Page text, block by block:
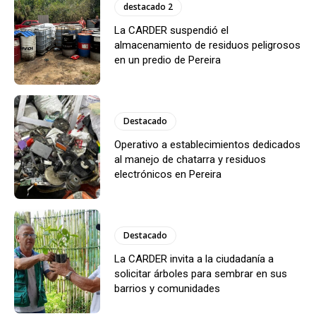
destacado 2
La CARDER suspendió el
almacenamiento de residuos peligrosos
en un predio de Pereira
Destacado
Operativo a establecimientos dedicados
al manejo de chatarra y residuos
electrónicos en Pereira
Destacado
La CARDER invita a la ciudadanía a
solicitar árboles para sembrar en sus
barrios y comunidades